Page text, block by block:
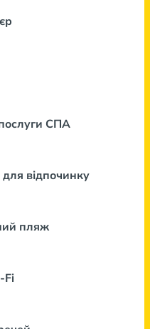
СПА
відпочинку
пляж
Fi